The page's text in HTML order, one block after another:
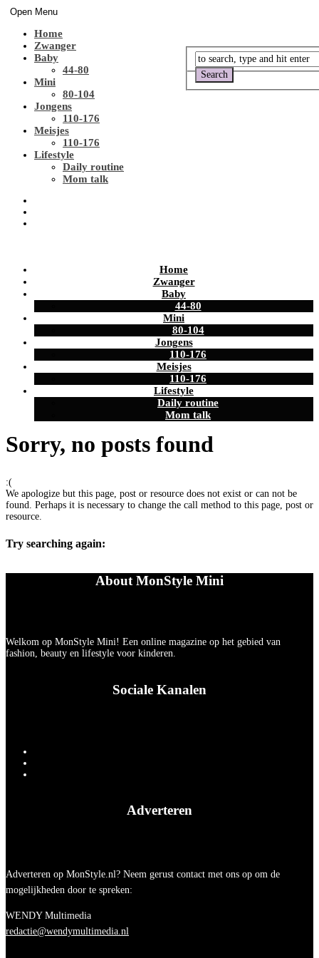
Open Menu
Home
Zwanger
Baby
44-80
Mini
80-104
Jongens
110-176
Meisjes
110-176
Lifestyle
Daily routine
Mom talk
Home
Zwanger
Baby
44-80
Mini
80-104
Jongens
110-176
Meisjes
110-176
Lifestyle
Daily routine
Mom talk
Sorry, no posts found
:(
We apologize but this page, post or resource does not exist or can not be
found. Perhaps it is necessary to change the call method to this page, post or
resource.
Try searching again:
About MonStyle Mini
Welkom op MonStyle Mini! Een online magazine op het gebied van
fashion, beauty en lifestyle voor kinderen.
Sociale Kanalen
Adverteren
Adverteren op MonStyle.nl? Neem gerust contact met ons op om de
mogelijkheden door te spreken:
WENDY Multimedia
redactie@wendymultimedia.nl